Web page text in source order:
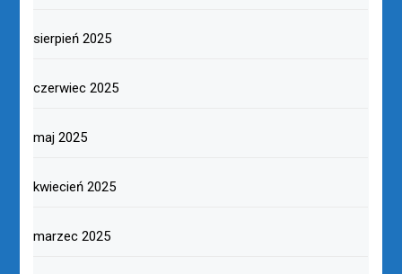
sierpień 2025
czerwiec 2025
maj 2025
kwiecień 2025
marzec 2025